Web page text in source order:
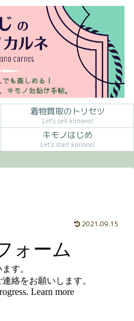
着物買取のトリセツ
Let’s sell kimono!
キモノはじめ
Let’s start kimono!
2021.09.15